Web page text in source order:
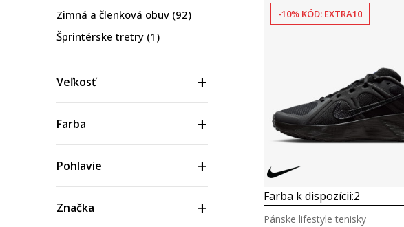
Zimná a členková obuv (92)
Šprintérske tretry (1)
Veľkosť
Farba
Pohlavie
Značka
Porovnaj
-10% KÓD: EXTRA10
Farba k dispozícii:2
Pánske lifestyle tenisky